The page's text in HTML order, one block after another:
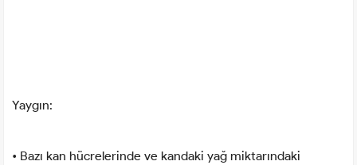
Yaygın:
• Bazı kan hücrelerinde ve kandaki yağ miktarındaki